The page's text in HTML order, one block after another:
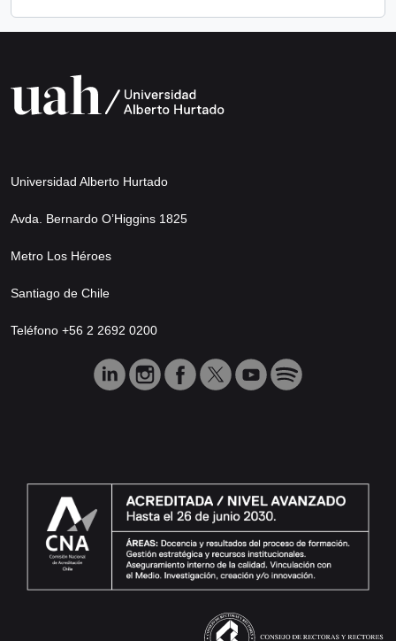
Universidad Alberto Hurtado
Avda. Bernardo O’Higgins 1825
Metro Los Héroes
Santiago de Chile
Teléfono +56 2 2692 0200